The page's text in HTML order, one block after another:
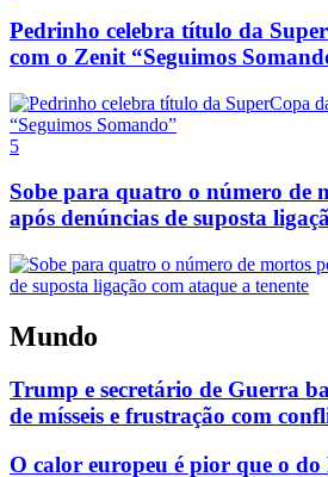
Pedrinho celebra título da
com o Zenit “Seguimos
5
Sobe para quatro o número de
após denúncias de suposta
Mundo
Trump e secretário de Guerra
de mísseis e frustração com
O calor europeu é pior que o do